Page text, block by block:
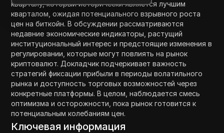
кварталу, который исторически является лучшим
кварталом, ожидая потенциального взрывного роста
цен на биткойн. В обсуждении рассматриваются
недавние экономические индикаторы, растущий
институциональный интерес и предстоящие изменения в
регулировании, которые могут повлиять на рынок
криптовалют. Докладчик подчеркивает важность
стратегий фиксации прибыли в периоды волатильного
рынка и доступность торговых возможностей через
конкретные платформы. В целом, наблюдается смесь
оптимизма и осторожности, пока рынок готовится к
потенциальным колебаниям цен.
Ключевая информация